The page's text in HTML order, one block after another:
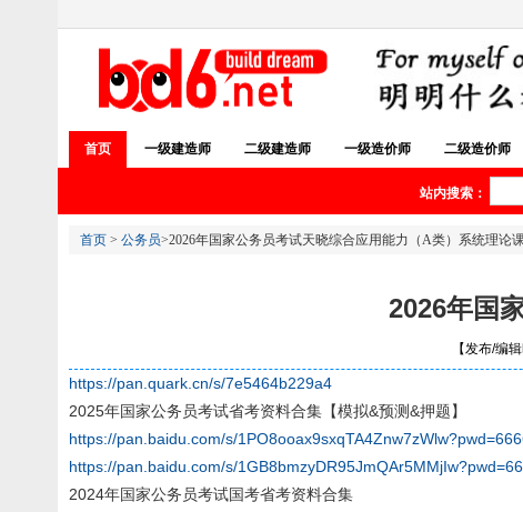
首页 一级建造师 二级建造师 一级造价师 二级造价师
站内搜索：
首页 > 公务员>2026年国家公务员考试天晓综合应用能力（A类）系统理论
2026年国
【发布/编
https://pan.quark.cn/s/7e5464b229a4
2025年国家公务员考试省考资料合集【模拟&预测&押题】
https://pan.baidu.com/s/
https://pan.baidu.com/s/
2024年国家公务员考试国考省考资料合集